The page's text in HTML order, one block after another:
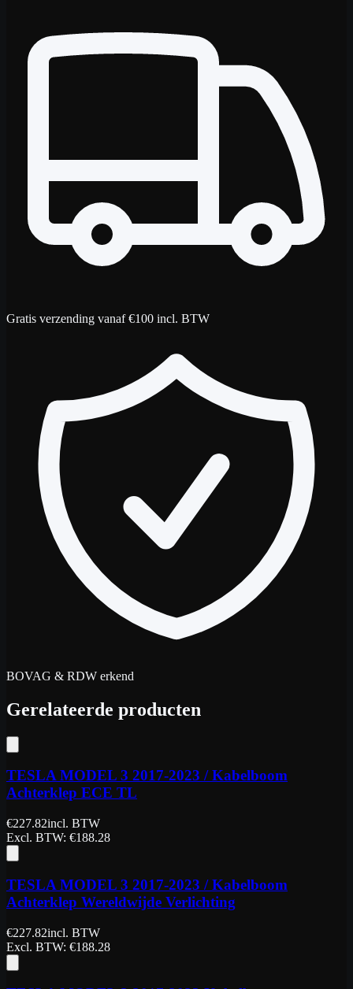
Gratis verzending vanaf €100 incl. BTW
BOVAG & RDW erkend
Gerelateerde producten
TESLA MODEL 3 2017-2023 / Kabelboom
Achterklep ECE TL
€227.82incl. BTW
Excl. BTW: €188.28
TESLA MODEL 3 2017-2023 / Kabelboom
Achterklep Wereldwijde Verlichting
€227.82incl. BTW
Excl. BTW: €188.28